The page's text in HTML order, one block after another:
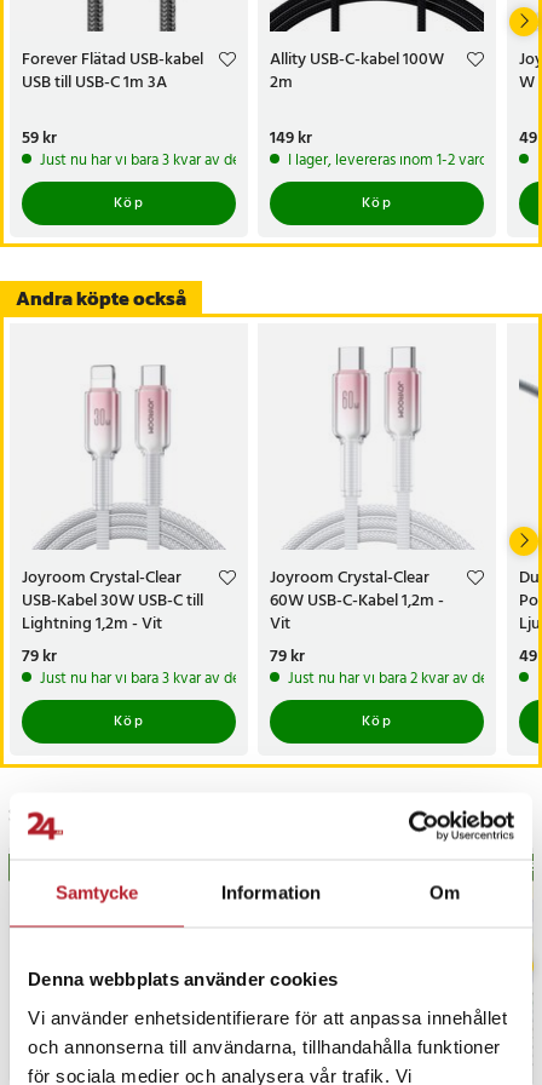
Samtycke Information Om
Denna webbplats använder cookies
Vi använder enhetsidentifierare för att anpassa innehållet
och annonserna till användarna, tillhandahålla funktioner
för sociala medier och analysera vår trafik. Vi
moderna enheter.
Specifikation
- Effekt: upp till 60W (Power Delivery)
- Anslutning: USB-C till USB-C
- Material: nylon (flätad), metallkontakter
- Funktion: laddning och dataöverföring
- Varumärke: Forever
Artikelnummer:129598
Forever Flätad USB-kabel
USB till USB-C 1m 3A
Pris:
59 kr
Just nu har vi bara 3 kvar av denna produkt
Köp
Allity USB-C-kabel 100W
2m
Pris:149 kr
149 kr
I lager, levereras inom 1-2 vardagar
Köp
W
49
Andra köpte också
Joyroom Crystal-Clear
USB-Kabel 30W USB-C till
Lightning 1,2m - Vit
Pris:
79 kr
Just nu har vi bara 3 kvar av denna produkt
Köp
Joyroom Crystal-Clear
60W USB-C-Kabel 1,2m -
Vit
Pris:
79 kr
Just nu har vi bara 2 kvar av denna
Köp
49
Senast besökta